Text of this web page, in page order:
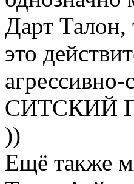
Дарт Талон,
это
СИТСКИЙ
))
Ещё также